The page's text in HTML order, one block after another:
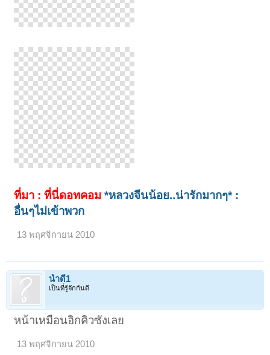
ที่มา : ที่นี่ดอทคอม*หลวงจีนน้อย..น่ารักมากๆ* :
อื่นๆไม่เข้าพวก
13 พฤศจิกายน 2010
น้ำดี1
เป็นที่รู้จักกันดี
หน้าเหมือนอิกคิวซังเลย
13 พฤศจิกายน 2010